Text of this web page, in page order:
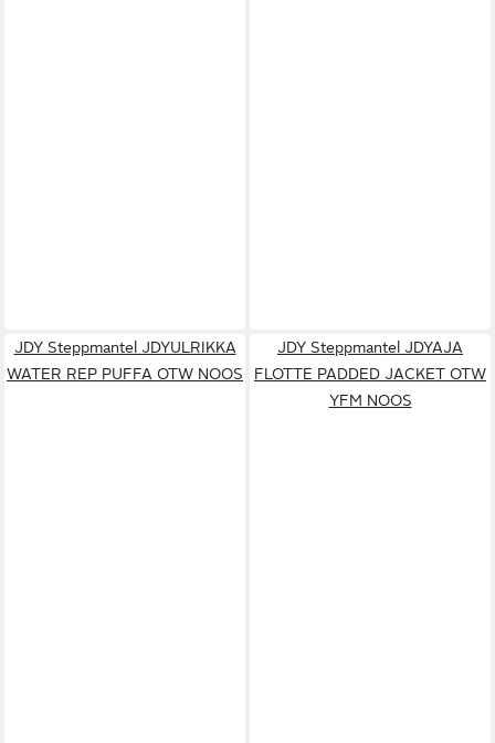
JDY Steppmantel JDYULRIKKA
WATER REP PUFFA OTW NOOS
JDY Steppmantel JDYAJA
FLOTTE PADDED JACKET OTW
YFM NOOS